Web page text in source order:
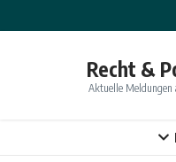
Recht &
Aktuelle Meldungen